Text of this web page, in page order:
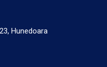
Hunedoara